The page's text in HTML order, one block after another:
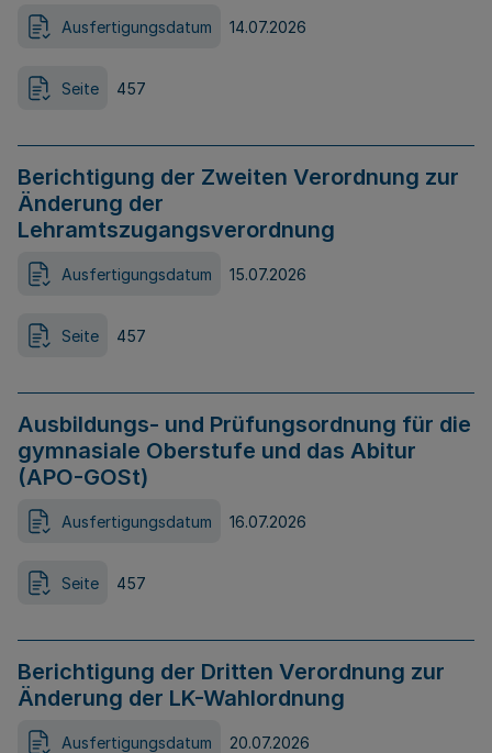
Ausfertigungsdatum 14.07.2026
Seite 457
Berichtigung der Zweiten Verordnung zur
Änderung der
Lehramtszugangsverordnung
Ausfertigungsdatum 15.07.2026
Seite 457
Ausbildungs- und Prüfungsordnung für die
gymnasiale Oberstufe und das Abitur
(APO-GOSt)
Ausfertigungsdatum 16.07.2026
Seite 457
Berichtigung der Dritten Verordnung zur
Änderung der LK-Wahlordnung
Ausfertigungsdatum 20.07.2026